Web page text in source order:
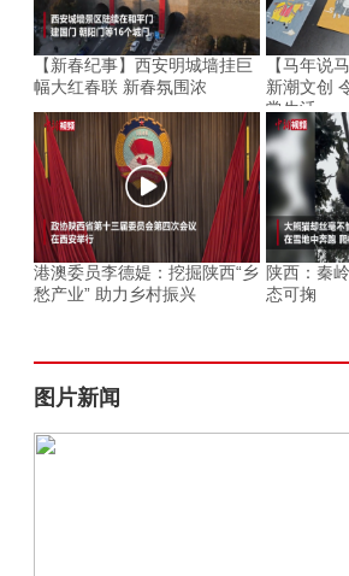
【新春纪事】西安明城墙挂巨
幅大红春联 新春氛围浓
【马年说
新潮文创
常生活
港澳委员李德媞：挖掘陕西“乡
愁产业” 助力乡村振兴
陕西：秦
态可掬
图片新闻